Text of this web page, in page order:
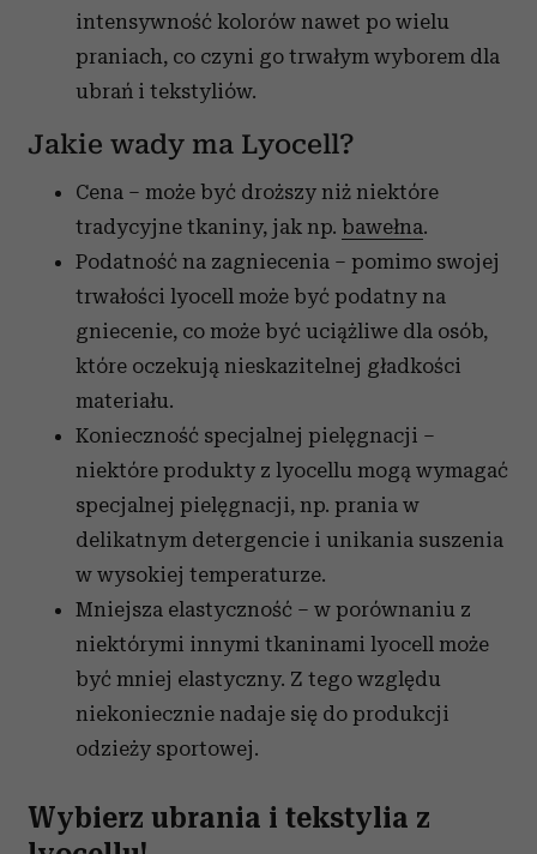
intensywność kolorów nawet po wielu
praniach, co czyni go trwałym wyborem dla
ubrań i tekstyliów.
Jakie wady ma Lyocell?
Cena – może być droższy niż niektóre
tradycyjne tkaniny, jak np. bawełna.
Podatność na zagniecenia – pomimo swojej
trwałości lyocell może być podatny na
gniecenie, co może być uciążliwe dla osób,
które oczekują nieskazitelnej gładkości
materiału.
Konieczność specjalnej pielęgnacji –
niektóre produkty z lyocellu mogą wymagać
specjalnej pielęgnacji, np. prania w
delikatnym detergencie i unikania suszenia
w wysokiej temperaturze.
Mniejsza elastyczność – w porównaniu z
niektórymi innymi tkaninami lyocell może
być mniej elastyczny. Z tego względu
niekoniecznie nadaje się do produkcji
odzieży sportowej.
Wybierz ubrania i tekstylia z